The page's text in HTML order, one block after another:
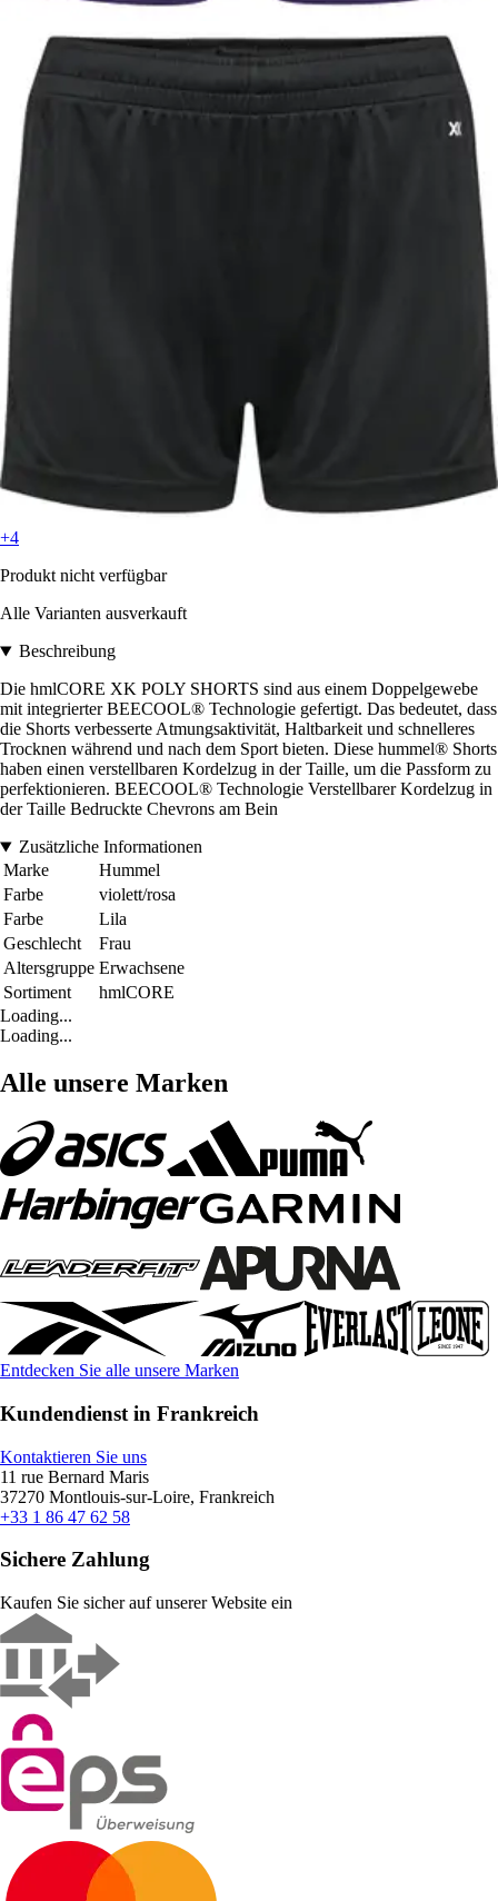
+4
Produkt nicht verfügbar
Alle Varianten ausverkauft
Beschreibung
Die hmlCORE XK POLY SHORTS sind aus einem Doppelgewebe
mit integrierter BEECOOL® Technologie gefertigt. Das bedeutet, dass
die Shorts verbesserte Atmungsaktivität, Haltbarkeit und schnelleres
Trocknen während und nach dem Sport bieten. Diese hummel® Shorts
haben einen verstellbaren Kordelzug in der Taille, um die Passform zu
perfektionieren. BEECOOL® Technologie Verstellbarer Kordelzug in
der Taille Bedruckte Chevrons am Bein
Zusätzliche Informationen
Marke
Hummel
Farbe
violett/rosa
Farbe
Lila
Geschlecht
Frau
Altersgruppe Erwachsene
Sortiment
hmlCORE
Loading...
Loading...
Alle unsere Marken
Entdecken Sie alle unsere Marken
Kundendienst in Frankreich
Kontaktieren Sie uns
11 rue Bernard Maris
37270 Montlouis-sur-Loire, Frankreich
+33 1 86 47 62 58
Sichere Zahlung
Kaufen Sie sicher auf unserer Website ein